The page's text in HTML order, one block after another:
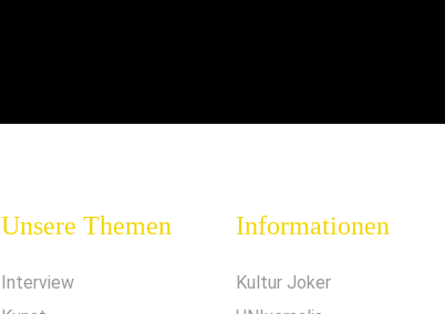
Unsere Themen
Interview
Informationen
Kultur Joker